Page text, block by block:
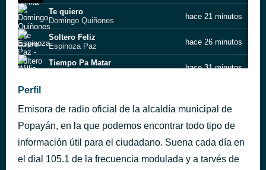
Te quiero
Domingo Quiñones
hace 21 minutos
Soltero Feliz
Espinoza Paz
hace 26 minutos
Tiempo Pa Matar
hace 31 minutos
Canguil con Salsa
HECTOR BONILLA Y SU ORQUESTA
Nuestro Amor
RAPSODIA
hace 43 minutos
Si Me Das Un Beso
Perfil
Emisora de radio oficial de la alcaldía municipal de
Popayán, en la que podemos encontrar todo tipo de
información útil para el ciudadano. Suena cada día en
el dial 105.1 de la frecuencia modulada y a tarvés de